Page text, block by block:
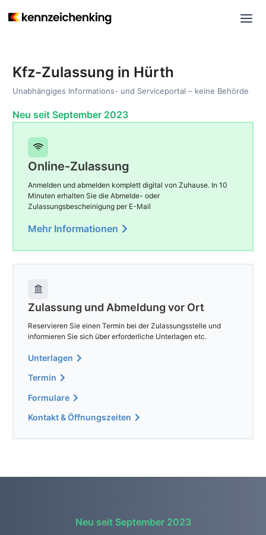
Kfz-Zulassung in Hürth
Unabhängiges Informations- und Serviceportal – keine Behörde
Neu seit September 2023
Online-Zulassung
Anmelden und abmelden komplett digital von Zuhause. In 10
Minuten erhalten Sie die Abmelde- oder
Zulassungsbescheinigung per E-Mail
Mehr Informationen
Zulassung und Abmeldung vor Ort
Reservieren Sie einen Termin bei der Zulassungsstelle und
informieren Sie sich über erforderliche Unterlagen etc.
Unterlagen
Termin
Formulare
Kontakt & Öffnungszeiten
Neu seit September 2023